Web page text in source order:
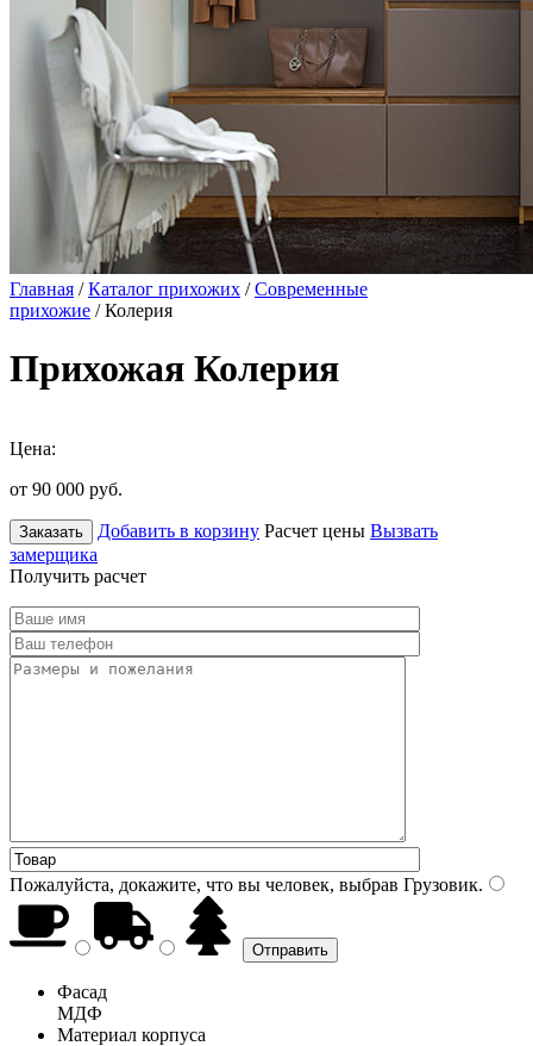
Главная /Каталог прихожих /Современные
прихожие / Колерия
Прихожая Колерия
Цена:
от 90 000 руб.
Заказать Добавить в корзину Расчет цены Вызвать
замерщика
Получить расчет
Пожалуйста, докажите, что вы человек, выбрав Грузовик.
Фасад
МДФ
Материал корпуса